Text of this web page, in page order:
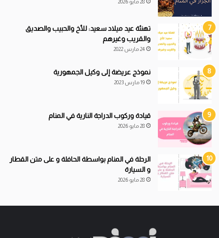
28 مايو 2026
تهنئة عيد ميلاد سعيد: للأخ والحبيب والصديق
والقريب وغيرهم
24 مارس 2022
نموذج عريضة إلى وكيل الجمهورية
19 مارس 2023
قيادةوركوب الدراجة النارية في المنام
28 مايو 2026
الرحلة في المنام بواسطة الحافلة و على متن القطار
و السيارة
28 مايو 2026